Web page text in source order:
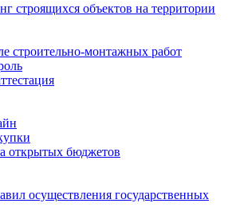
строящихся объектов на территории
строительно-монтажных работ
открытых бюджетов
осуществления государственных